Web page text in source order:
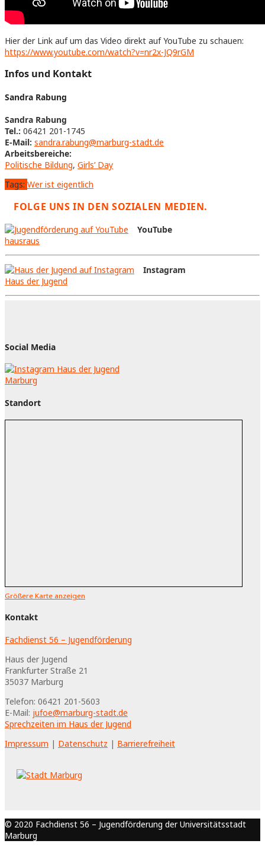
Hier der Link auf um das Video direkt auf YouTube zu schauen:
https://www.youtube.com/watch?v=nr2x-JQ9rGM
Infos und Kontakt
Sandra Rabung
Sandra Rabung
Tel.: 06421 201-1745
E-Mail: sandra.rabung@marburg-stadt.de
Arbeitsbereiche:
Politische Bildung, Girls’ Day
Tags: Wer ist eigentlich
FOLGE UNS IN DEN SOZIALEN MEDIEN.
YouTube
hausraus
Instagram
Haus der Jugend
Social Media
Standort
Größere Karte anzeigen
Kontakt
Fachdienst 56 – Jugendförderung
Haus der Jugend
Frankfurter Straße 21
35037 Marburg
Telefon: 06421 201-5603
E-Mail: jufoe@marburg-stadt.de
Sprechzeiten im Haus der Jugend
Impressum | Datenschutz | Barrierefreiheit
© 2020 Fachdienst 56 – Jugendförderung der Universitätsstadt
Marburg